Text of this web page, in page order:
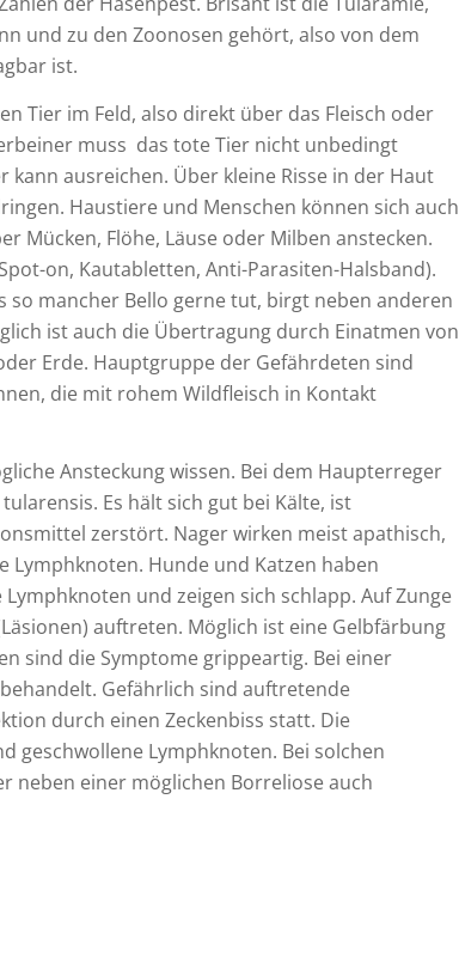
und zu den Zoonosen gehört, also von dem
ist.
Tier im Feld, also direkt über das Fleisch oder
muss das tote Tier nicht unbedingt
ausreichen. Über kleine Risse in der Haut
Haustiere und Menschen können sich auch
Mücken, Flöhe, Läuse oder Milben anstecken.
on, Kautabletten, Anti-Parasiten-Halsband).
so mancher Bello gerne tut, birgt neben anderen
ist auch die Übertragung durch Einatmen von
Erde. Hauptgruppe der Gefährdeten sind
die mit rohem Wildfleisch in Kontakt
Ansteckung wissen. Bei dem Haupterreger
Es hält sich gut bei Kälte, ist
zerstört. Nager wirken meist apathisch,
Hunde und Katzen haben
und zeigen sich schlapp. Auf Zunge
auftreten. Möglich ist eine Gelbfärbung
sind die Symptome grippeartig. Bei einer
Gefährlich sind auftretende
durch einen Zeckenbiss statt. Die
geschwollene Lymphknoten. Bei solchen
neben einer möglichen Borreliose auch